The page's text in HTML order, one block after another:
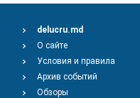
delucru.md
О сайте
Условия и правила
Архив событий
Обзоры